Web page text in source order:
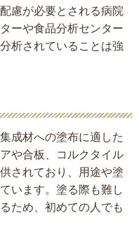
慮が必要とされる病院
ーや食品分析センター
析されていることは強
成材への塗布に適した
や合板、コルクタイル
されており、用途や塗
います。塗る際も難し
ため、初めての人でも